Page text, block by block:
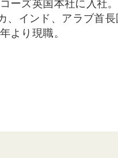
ーズ英国本社に入社
、インド、アラブ首
より現職。